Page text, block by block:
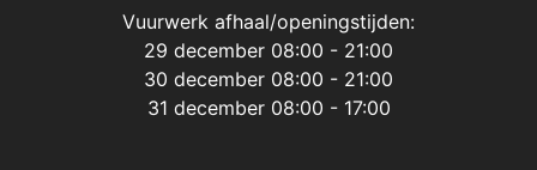
Vuurwerk afhaal/openingstijden:
29 december 08:00 - 21:00
30 december 08:00 - 21:00
31 december 08:00 - 17:00